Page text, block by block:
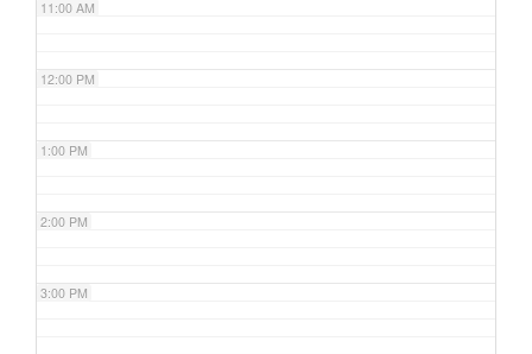
11:00 AM
12:00 PM
1:00 PM
2:00 PM
3:00 PM